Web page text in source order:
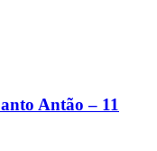
Antão – 11